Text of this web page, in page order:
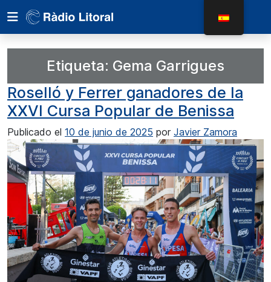
Etiqueta: Gema Garrigues
Roselló y Ferrer ganadores de la
XXVI Cursa Popular de Benissa
Publicado el 10 de junio de 2025 por Javier Zamora